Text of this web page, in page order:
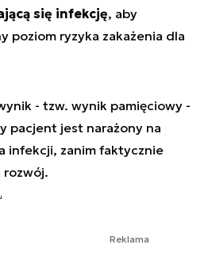
się infekcję, aby
poziom ryzyka zakażenia dla
- tzw. wynik pamięciowy -
pacjent jest narażony na
infekcji, zanim faktycznie
rozwój.
Reklama